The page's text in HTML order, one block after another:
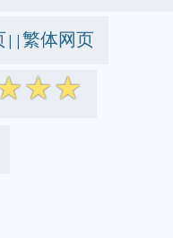
||繁体网页
☆☆